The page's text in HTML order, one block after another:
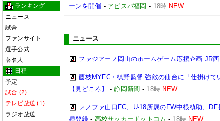
ランキング
ニュース
試合
ファンサイト
選手公式
著名人
日程
予定
試合 (2)
テレビ放送 (1)
ラジオ放送
ーンを開催 - アビスパ福岡 - 18時 NEW
ニュース
ファジアーノ岡山のホームゲーム応援企画 JR
藤枝MYFC・槙野監督 強敵の仙台に「仕掛け
【見どころ】
-静岡新聞 - 18時 NEW
レノファ山口FC、U-18所属のFW中根槙助、
種登録- 高校サッカードットコム - 18時 NEW